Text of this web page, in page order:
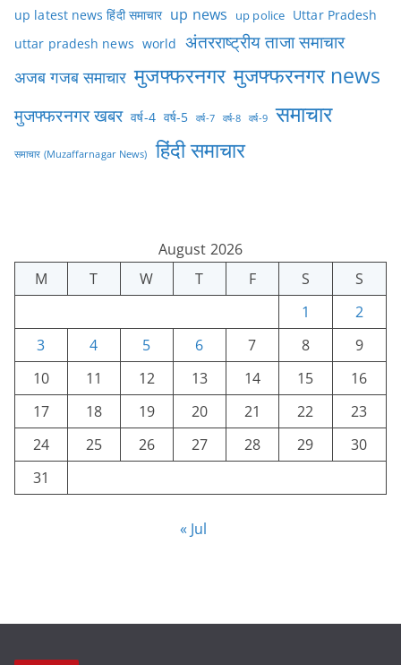
up latest news हिंदी समाचार up news up police Uttar Pradesh
uttar pradesh news world अंतरराष्ट्रीय ताजा समाचार
अजब गजब समाचार मुजफ्फरनगर मुजफ्फरनगर news
मुजफ्फरनगर खबर वर्ष-4 वर्ष-5 वर्ष-7 वर्ष-8 वर्ष-9 समाचार
समाचार (Muzaffarnagar News) हिंदी समाचार
August 2026
M
T W T F S
S
1
2
3
4 5 6 7 8
9
10
11 12 13 14 15
16
17
18 19 20 21 22
23
24
25 26 27 28 29
30
31
« Jul